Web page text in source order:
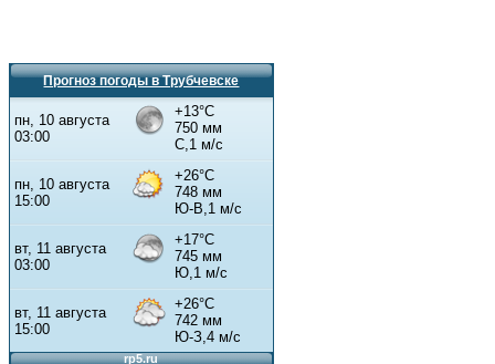
Прогноз погоды в Трубчевске